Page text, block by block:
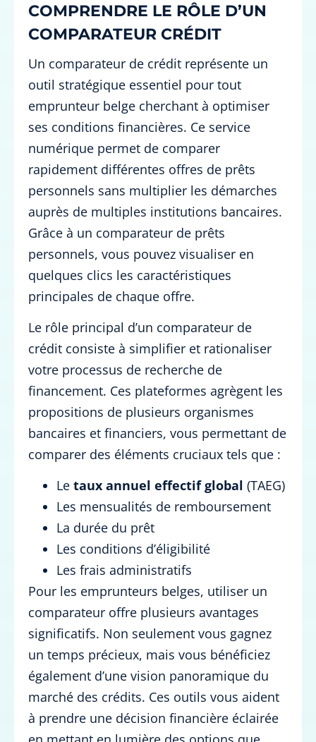
COMPRENDRE LE RÔLE D’UN
COMPARATEUR CRÉDIT
Un comparateur de crédit représente un
outil stratégique essentiel pour tout
emprunteur belge cherchant à optimiser
ses conditions financières. Ce service
numérique permet de comparer
rapidement différentes offres de prêts
personnels sans multiplier les démarches
auprès de multiples institutions bancaires.
Grâce à un comparateur de prêts
personnels, vous pouvez visualiser en
quelques clics les caractéristiques
principales de chaque offre.
Le rôle principal d’un comparateur de
crédit consiste à simplifier et rationaliser
votre processus de recherche de
financement. Ces plateformes agrègent les
propositions de plusieurs organismes
bancaires et financiers, vous permettant de
comparer des éléments cruciaux tels que :
Le taux annuel effectif global (TAEG)
Les mensualités de remboursement
La durée du prêt
Les conditions d’éligibilité
Les frais administratifs
Pour les emprunteurs belges, utiliser un
comparateur offre plusieurs avantages
significatifs. Non seulement vous gagnez
un temps précieux, mais vous bénéficiez
également d’une vision panoramique du
marché des crédits. Ces outils vous aident
à prendre une décision financière éclairée